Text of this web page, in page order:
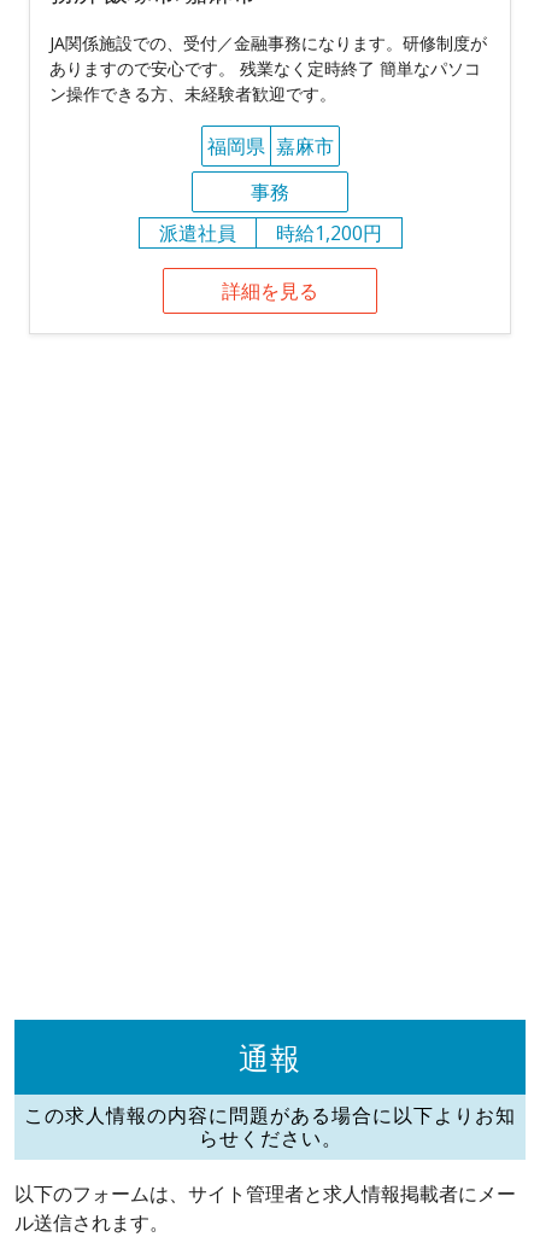
JA関係施設での、受付／金融事務になります。研修制度が
ありますので安心です。 残業なく定時終了 簡単なパソコ
ン操作できる方、未経験者歓迎です。
福岡県 嘉麻市
事務
派遣社員
時給1,200円
詳細を見る
通報
この求人情報の内容に問題がある場合に以下よりお知
らせください。
以下のフォームは、サイト管理者と求人情報掲載者にメー
ル送信されます。